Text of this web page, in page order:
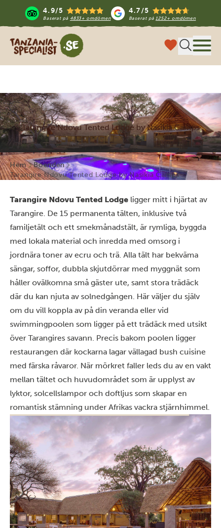
4.9/5
Baserat på 4833+ omdömen
4.7/5
Baserat på1252+ omdömen
Tanzania Specialist
Tarangire Ndovu Tented Lodge by Nasikia Camps
Hem
Boenden
Tarangire Ndovu Tented Lodge by Nasikia Camps
Tarangire Ndovu Tented Lodge ligger mitt i hjärtat av
Tarangire. De 15 permanenta tälten, inklusive två
familjetält och ett smekmånadstält, är rymliga, byggda
med lokala material och inredda med omsorg i
jordnära toner av ecru och trä. Alla tält har bekväma
sängar, soffor, dubbla skjutdörrar med myggnät som
håller ovälkomna små gäster ute, samt stora trädäck
där du kan njuta av solnedgången. Här väljer du själv
om du vill koppla av på din veranda eller vid
swimmingpoolen som ligger på ett trädäck med utsikt
över Tarangires savann. Precis bakom poolen ligger
restaurangen där kockarna lagar vällagad bush cuisine
med färska råvaror. När mörkret faller leds du av en vakt
mellan tältet och huvudområdet som är upplyst av
lyktor, solcellslampor och doftljus som skapar en
romantisk stämning under Afrikas vackra stjärnhimmel.